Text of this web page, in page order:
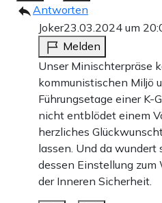
Antworten
Joker23.03.2024 um
Melden
Unser Minischterpräse
kommunistischen Miljö
Führungsetage einer K-
nicht entblödet einem
herzliches
lassen. Und da wundert
dessen Einstellung
der Inneren Sicherheit.